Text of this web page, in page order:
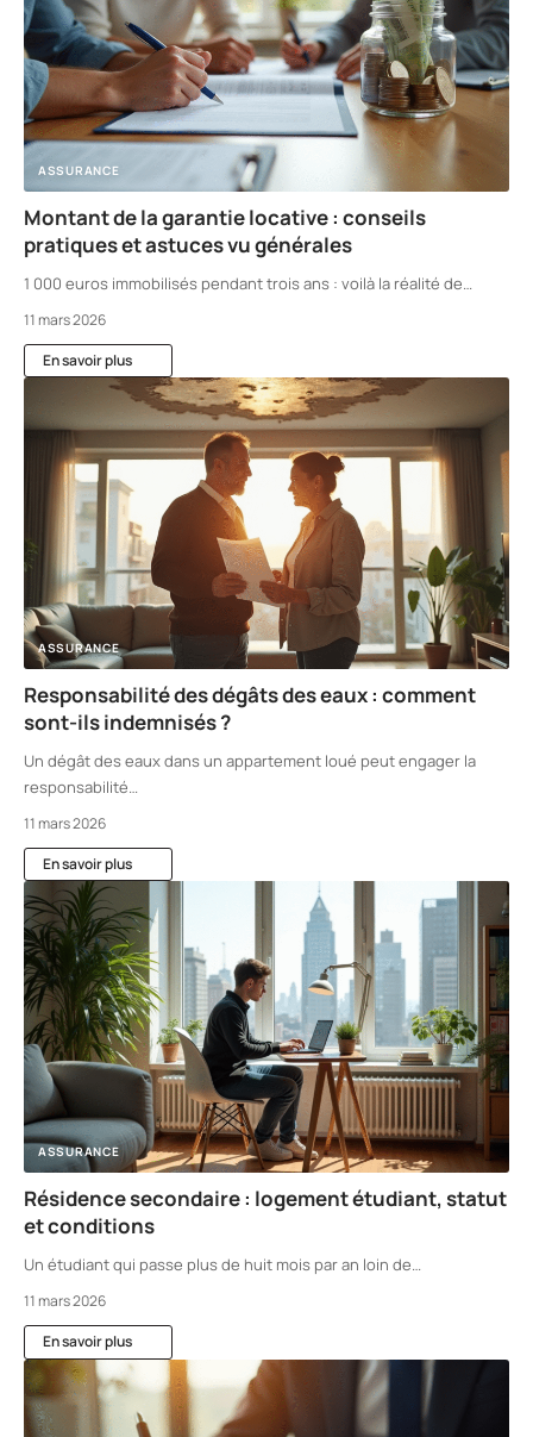
ASSURANCE
Montant de la garantie locative : conseils
pratiques et astuces vu générales
1 000 euros immobilisés pendant trois ans : voilà la réalité de…
11 mars 2026
En savoir plus
ASSURANCE
Responsabilité des dégâts des eaux : comment
sont-ils indemnisés ?
Un dégât des eaux dans un appartement loué peut engager la
responsabilité…
11 mars 2026
En savoir plus
ASSURANCE
Résidence secondaire : logement étudiant, statut
et conditions
Un étudiant qui passe plus de huit mois par an loin de…
11 mars 2026
En savoir plus